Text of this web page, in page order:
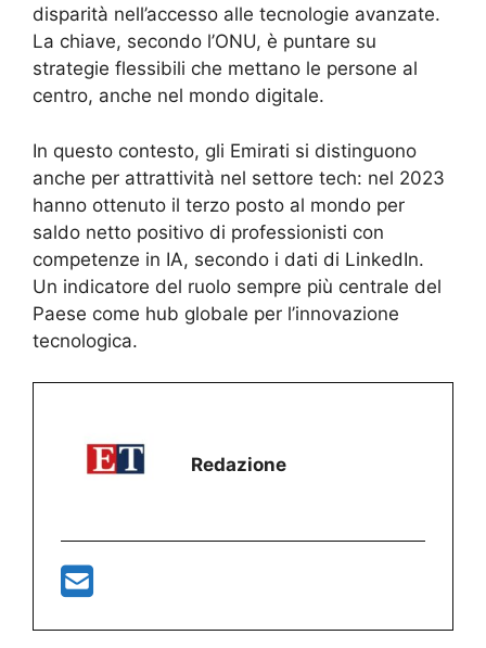
disparità nell’accesso alle tecnologie avanzate.
La chiave, secondo l’ONU, è puntare su
strategie flessibili che mettano le persone al
centro, anche nel mondo digitale.
In questo contesto, gli Emirati si distinguono
anche per attrattività nel settore tech: nel 2023
hanno ottenuto il terzo posto al mondo per
saldo netto positivo di professionisti con
competenze in IA, secondo i dati di LinkedIn.
Un indicatore del ruolo sempre più centrale del
Paese come hub globale per l’innovazione
tecnologica.
Redazione